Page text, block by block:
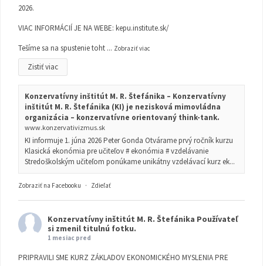
2026.
VIAC INFORMÁCIÍ JE NA WEBE: kepu.institute.sk/
Tešíme sa na spustenie toht ... Zobraziť viac
Zistiť viac
Konzervatívny inštitút M. R. Štefánika – Konzervatívny
inštitút M. R. Štefánika (KI) je nezisková mimovládna
organizácia – konzervatívne orientovaný think-tank.
www.konzervativizmus.sk
KI informuje 1. júna 2026 Peter Gonda Otvárame prvý ročník kurzu
Klasická ekonómia pre učiteľov # ekonómia # vzdelávanie
Stredoškolským učiteľom ponúkame unikátny vzdelávací kurz ek...
Zobraziť na Facebooku · Zdieľať
Konzervatívny inštitút M. R. Štefánika Používateľ
si zmenil titulnú fotku.
1 mesiac pred
PRIPRAVILI SME KURZ ZÁKLADOV EKONOMICKÉHO MYSLENIA PRE